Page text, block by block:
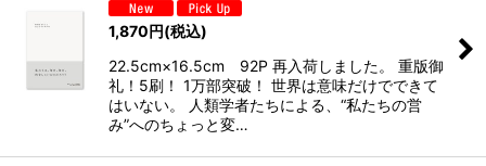
1,870円(税込)
22.5cm×16.5cm 92P 再入荷しました。 重版御
礼！5刷！ 1万部突破！ 世界は意味だけでできて
はいない。 人類学者たちによる、“私たちの営
み”へのちょっと変…